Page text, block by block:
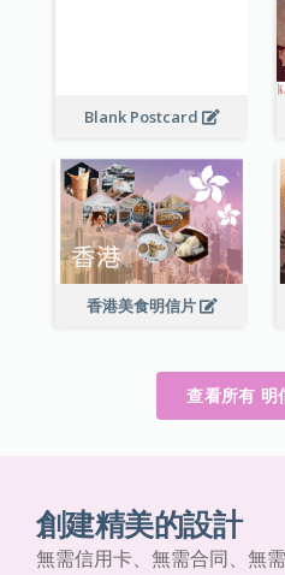
Blank Postcard
香港美食明信片
查看所有 明
創建精美的設計
無需信用卡、無需合同、無